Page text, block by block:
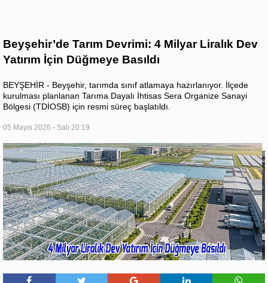
Beyşehir’de Tarım Devrimi: 4 Milyar Liralık Dev
Yatırım İçin Düğmeye Basıldı
BEYŞEHİR - Beyşehir, tarımda sınıf atlamaya hazırlanıyor. İlçede
kurulması planlanan Tarıma Dayalı İhtisas Sera Organize Sanayi
Bölgesi (TDİOSB) için resmi süreç başlatıldı.
05 Mayıs 2026 - Salı 20:19